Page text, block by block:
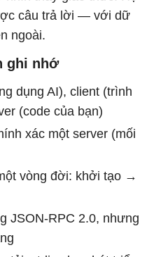
câu trả lời — với dữ
ngoài.
ghi nhớ
dụng AI), client (trình
(code của bạn)
xác một server (mối
vòng đời: khởi tạo →
JSON-RPC 2.0, nhưng